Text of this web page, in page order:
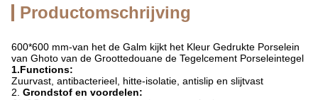
Productomschrijving
600*600 mm-van het de Galm kijkt het Kleur Gedrukte Porselein
van Ghoto van de Groottedouane de Tegelcement Porseleintegel
1.Functions:
Zuurvast, antibacterieel, hitte-isolatie, antislip en slijtvast
2. Grondstof en voordelen: